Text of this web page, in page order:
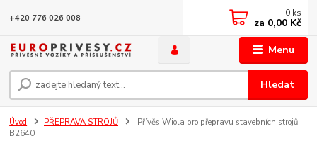
Menu
Hledat
+420 776 026 008 0 ks
za 0,00 Kč
Úvod PŘEPRAVA STROJŮ
Přívěs Wiola pro přepravu stavebních strojů
B2640